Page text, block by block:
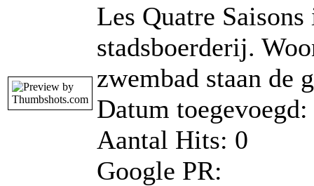
Les Quatre
stadsboerderij.
zwembad staan de
Datum
Aantal Hits: 0
Google PR: